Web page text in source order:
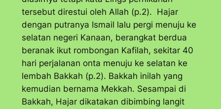
tersebut direstui oleh Allah (p.2). Hajar
dengan putranya Ismail lalu pergi menuju ke
selatan negeri Kanaan, berangkat berdua
beranak ikut rombongan Kafilah, sekitar 40
hari perjalanan onta menuju ke selatan ke
lembah Bakkah (p.2). Bakkah inilah yang
kemudian bernama Mekkah. Sesampai di
Bakkah, Hajar dikatakan dibimbing langit